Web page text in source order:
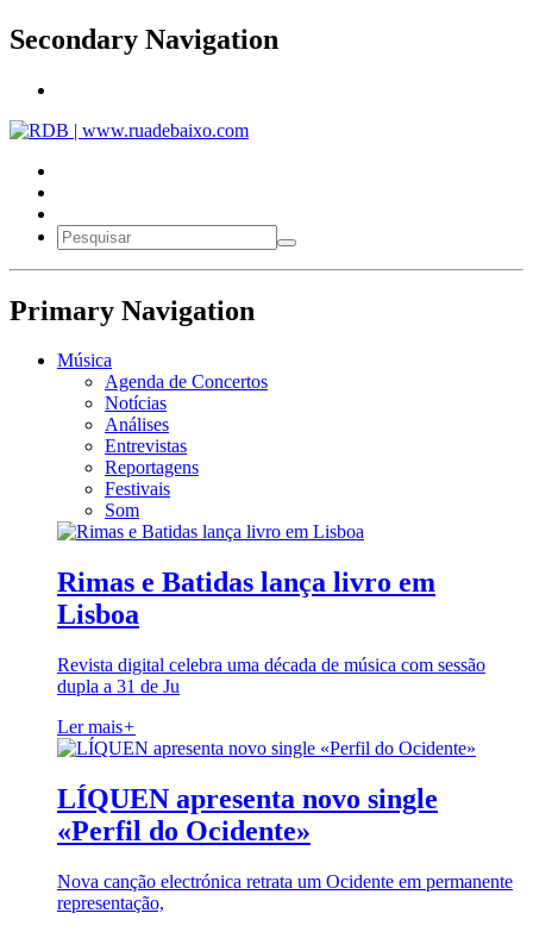
Secondary Navigation
Primary Navigation
Música
Agenda de Concertos
Notícias
Análises
Entrevistas
Reportagens
Festivais
Som
Rimas e Batidas lança livro em
Lisboa
Revista digital celebra uma década de música com sessão
dupla a 31 de Ju
Ler mais+
LÍQUEN apresenta novo single
«Perfil do Ocidente»
Nova canção electrónica retrata um Ocidente em permanente
representação,